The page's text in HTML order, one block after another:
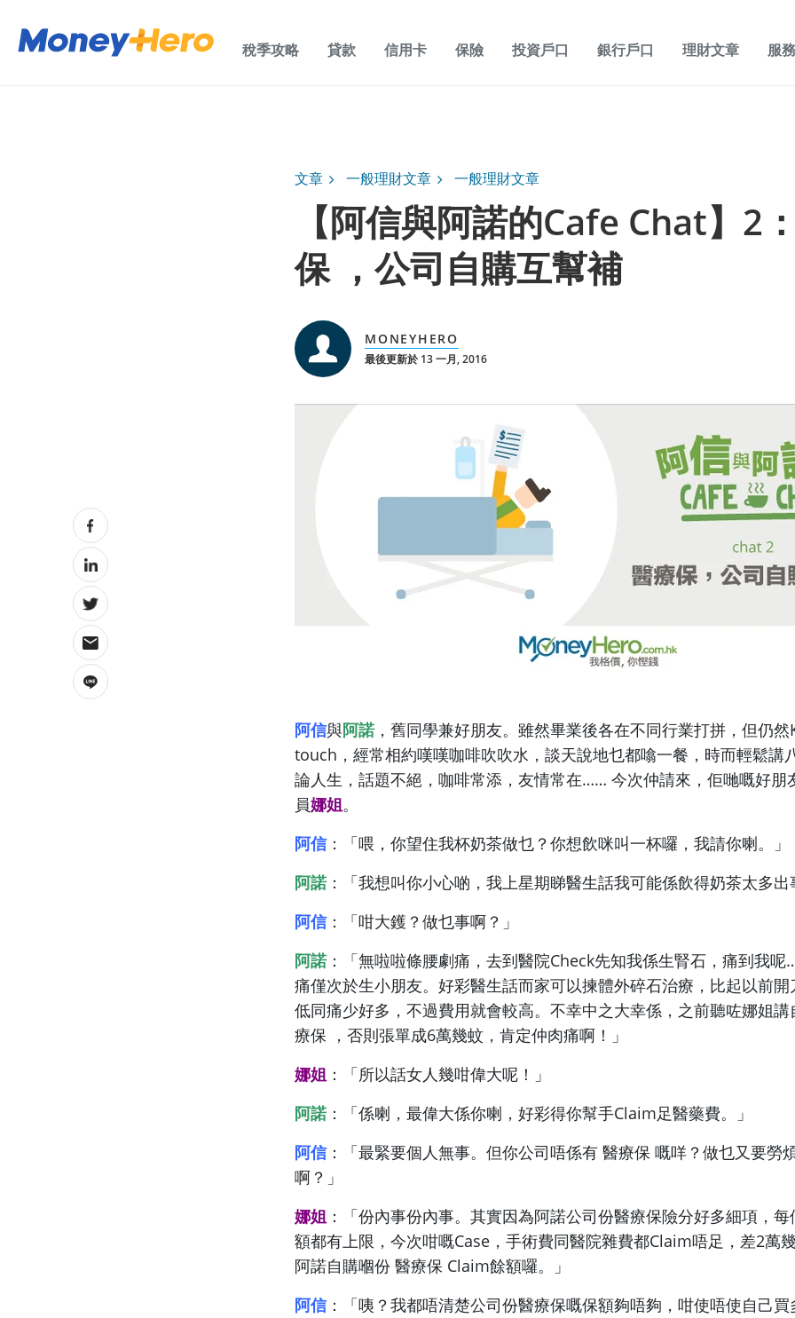
稅季攻略 貸款 信用卡 保險 投資戶口 銀行戶口 理財文章 服
文章 一般理財文章 一般理財文章
【阿信與阿諾的Cafe Chat】2
保 ，公司自購互幫補
MONEYHERO
最後更新於 13 一月, 2016
阿信與阿諾，舊同學兼好朋友。雖然畢業後各在不同行業打拼，但仍
touch，經常相約嘆嘆咖啡吹吹水，談天說地乜都噏一餐，時而輕鬆講
論人生，話題不絕，咖啡常添，友情常在…… 今次仲請來，佢哋嘅好朋
員娜姐。
阿信：「喂，你望住我杯奶茶做乜？你想飲咪叫一杯囉，我請你喇。」
阿諾：「我想叫你小心啲，我上星期睇醫生話我可能係飲得奶茶太多出
阿信：「咁大鑊？做乜事啊？」
阿諾：「無啦啦條腰劇痛，去到醫院Check先知我係生腎石，痛到我
痛僅次於生小朋友。 好彩醫生話而家可以揀體外碎石治療，比起以前
低同痛少好多 ， 不過費用就會較高。不幸中之大幸係，之前聽咗娜姐
療保 ， 否則張單成6萬幾蚊，肯定仲肉痛啊！」
娜姐 ：「所以話女人幾咁偉大呢！」
阿諾：「係喇，最偉大係你喇，好彩得你幫手Claim足醫藥費。」
阿信：「最緊要個人無事。但你公司唔係有 醫療保 嘅咩？做乜又要勞
啊？」
娜姐 ：「份內事份內事。其實因為阿諾公司份醫療保險分好多細項，
額都有上限，今次咁嘅Case，手術費同醫院雜費都Claim唔足， 差2萬
阿諾自購嗰份 醫療保 Claim餘額囉。」
阿信：「咦？ 我都唔清楚公司份醫療保嘅保額夠唔夠 ，咁使唔使自己